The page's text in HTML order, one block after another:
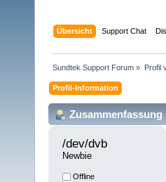
Übersicht Support Chat
Sundtek Support Forum » Profil
Profil-Information
Zusammenfassung
/dev/dvb
Newbie
Offline